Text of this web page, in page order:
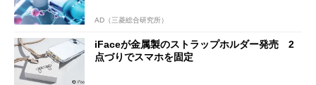
AD（三菱総合研究所）
iFaceが金属製のストラップホルダー発売 2
点づりでスマホを固定